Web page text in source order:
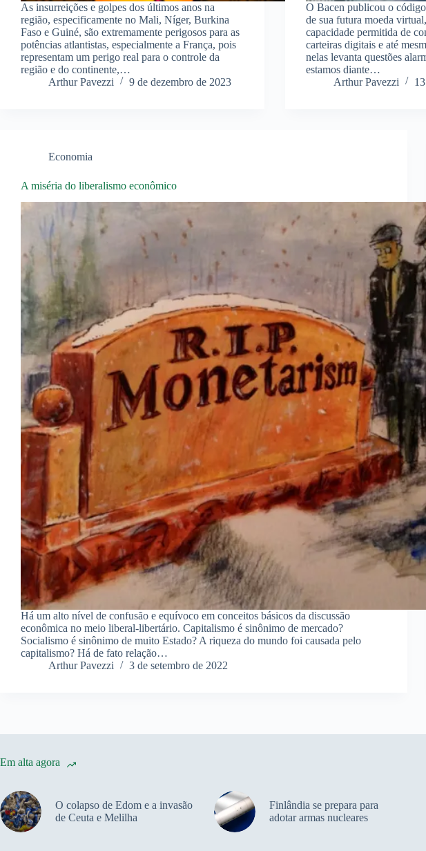
As insurreições e golpes dos últimos anos na
região, especificamente no Mali, Níger, Burkina
Faso e Guiné, são extremamente perigosos para as
potências atlantistas, especialmente a França, pois
representam um perigo real para o controle da
região e do continente,…
Arthur Pavezzi
9 de dezembro de 2023
O Bacen publicou o
de sua futura moeda
capacidade permitida de
carteiras digitais e até
nelas levanta questões
estamos diante…
Arthur Pavezzi
Economia
A miséria do liberalismo econômico
Há um alto nível de confusão e equívoco em conceitos básicos da discussão
econômica no meio liberal-libertário. Capitalismo é sinônimo de mercado?
Socialismo é sinônimo de muito Estado? A riqueza do mundo foi causada pelo
capitalismo? Há de fato relação…
Arthur Pavezzi
3 de setembro de 2022
Em alta agora
O colapso de Edom e a invasão
de Ceuta e Melilha
Finlândia se prepara para
adotar armas nucleares